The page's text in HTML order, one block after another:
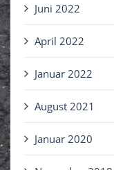
Juni 2022
April 2022
Januar 2022
August 2021
Januar 2020